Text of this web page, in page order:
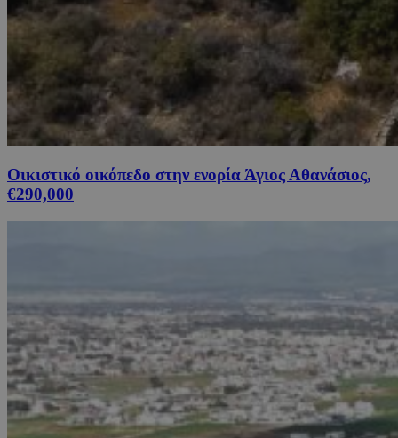
Οικιστικό οικόπεδο στην ενορία Άγιος Αθανάσιος,
€290,000